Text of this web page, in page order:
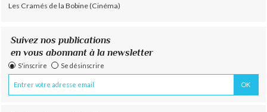
Les Cramés de la Bobine (Cinéma)
Suivez nos publications
en vous abonnant à la newsletter
S'inscrire Se désinscrire